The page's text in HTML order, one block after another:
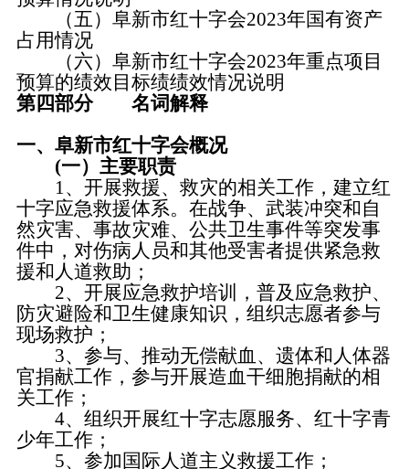
（五） 阜新市红十字会2023年国有资产
占用情况
（六）阜新市红十字会2023年重点项目
预算的绩效目标绩绩效情况说明
第四部分 名词解释
一、阜新市红十字会概况
(一）主要职责
1、开展救援、救灾的相关工作，建立红
十字应急救援体系。在战争、武装冲突和自
然灾害、事故灾难、公共卫生事件等突发事
件中，对伤病人员和其他受害者提供紧急救
援和人道救助；
2、开展应急救护培训，普及应急救护、
防灾避险和卫生健康知识，组织志愿者参与
现场救护；
3、参与、推动无偿献血、遗体和人体器
官捐献工作，参与开展造血干细胞捐献的相
关工作；
4、组织开展红十字志愿服务、红十字青
少年工作；
5、参加国际人道主义救援工作；